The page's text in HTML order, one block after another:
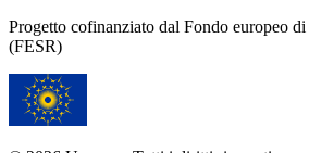
Progetto cofinanziato dal Fondo europeo
(FESR)